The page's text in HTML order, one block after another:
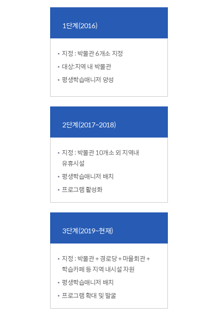
1단계(2016)
지정 : 박물관 6개소 지정
대상:지역 내 박물관
평생학습매니저 양성
2단계(2017~2018)
지정 : 박물관 10개소 외 지역내
유휴시설
평생학습매니저 배치
프로그램 활성화
3단계(2019~현재)
지정 : 박물관 + 경로당 + 마을회관 +
학습카페 등 지역 내시설 자원
평생학습매니저 배치
프로그램 확대 및 발굴